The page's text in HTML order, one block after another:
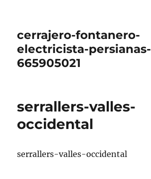
cerrajero-fontanero-
electricista-persianas-
665905021
serrallers-valles-
occidental
serrallers-valles-occidental